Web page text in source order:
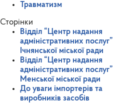
Травматизм
Сторінки
Відділ “Центр надання
адміністративних послуг”
Ічнянської міської ради
Відділ “Центр надання
адміністративних послуг”
Менської міської ради
До уваги імпортерів та
виробників засобів